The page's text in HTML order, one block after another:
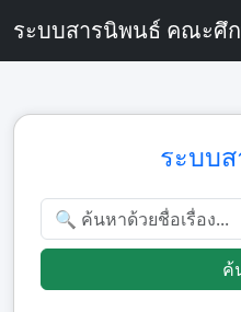
ระบบสารนิพนธ์ คณะศึ
ระบบ
ค้